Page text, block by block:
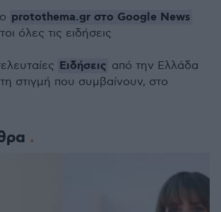
protothema.gr στο Google News
όλες τις ειδήσεις
Ειδήσεις από την Ελλάδα
στιγμή που συμβαίνουν, στο